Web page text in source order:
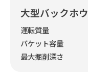
大型バックホウ
運転質量
バケット容量
最大掘削深さ